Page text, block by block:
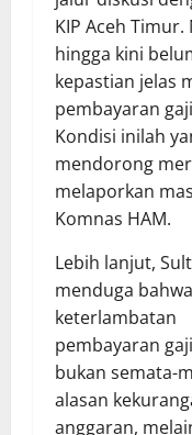
KIP Aceh Timur.
hingga kini
kepastian jelas
pembayaran
Kondisi inilah
mendorong
melaporkan
Komnas HAM.
Lebih lanjut,
menduga bahwa
keterlambatan
pembayaran
bukan semata-
alasan
anggaran,